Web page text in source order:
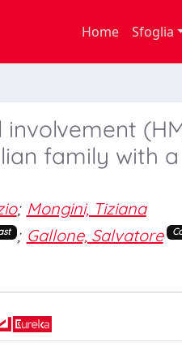
Home Sfoglia
family with a
; Mongini, Tiziana
; Gallone, Salvatore